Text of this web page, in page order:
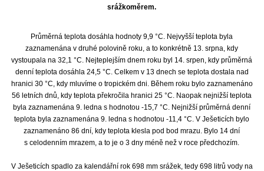
srážkoměrem.
Průměrná teplota dosáhla hodnoty 9,9 °C. Nejvyšší teplota byla
zaznamenána v druhé polovině roku, a to konkrétně 13. srpna, kdy
vystoupala na 32,1 °C. Nejteplejším dnem roku byl 14. srpen, kdy průměrná
denní teplota dosáhla 24,5 °C. Celkem v 13 dnech se teplota dostala nad
hranici 30 °C, kdy mluvíme o tropickém dni. Během roku bylo zaznamenáno
56 letních dnů, kdy teplota překročila hranici 25 °C. Naopak nejnižší teplota
byla zaznamenána 9. ledna s hodnotou -15,7 °C. Nejnižší průměrná denní
teplota byla zaznamenána 9. ledna s hodnotou -11,4 °C. V Ješeticích bylo
zaznamenáno 86 dní, kdy teplota klesla pod bod mrazu. Bylo 14 dní
s celodenním mrazem, a to je o 3 dny méně než v roce předchozím.
V Ješeticích spadlo za kalendářní rok 698 mm srážek, tedy 698 litrů vody na